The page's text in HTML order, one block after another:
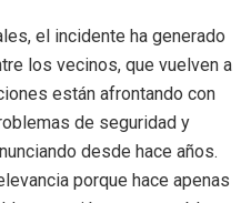
el incidente ha generado
los vecinos, que vuelven a
están afrontando con
de seguridad y
desde hace años.
porque hace apenas